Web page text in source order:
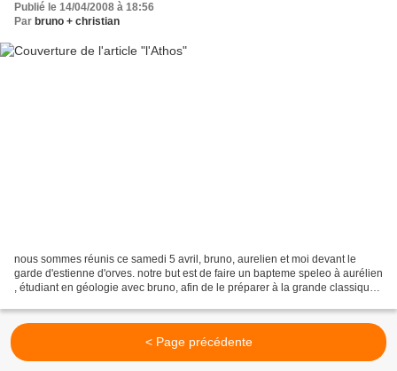
Publié le 14/04/2008 à 18:56
Par bruno + christian
nous sommes réunis ce samedi 5 avril, bruno, aurelien et moi devant le
garde d'estienne d'orves. notre but est de faire un bapteme speleo à aurélien
, étudiant en géologie avec bruno, afin de le préparer à la grande classique
< Page précédente